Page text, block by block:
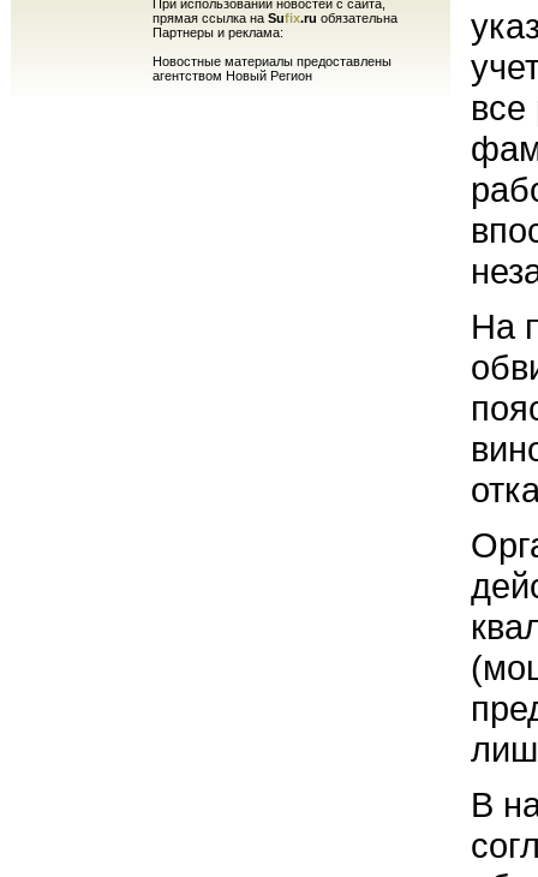
При использовании новостей с сайта,
прямая ссылка на Sufix.ru обязательна
Партнеры и реклама:
Новостные материалы предоставлены
агентством Новый Регион
все
На
В